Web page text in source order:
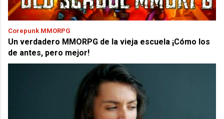
Corepunk MMORPG
Un verdadero MMORPG de la vieja escuela ¡Cómo los
de antes, pero mejor!